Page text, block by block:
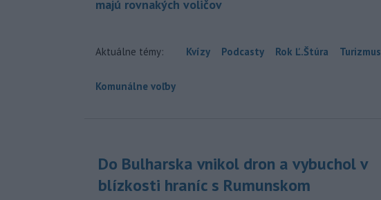
majú rovnakých voličov
Aktuálne témy: Kvízy Podcasty Rok Ľ.Štúra Turizmus
Komunálne voľby
Do Bulharska vnikol dron a vybuchol v
blízkosti hraníc s Rumunskom